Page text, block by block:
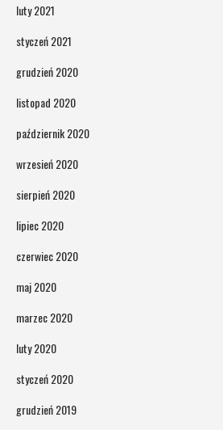
luty 2021
styczeń 2021
grudzień 2020
listopad 2020
październik 2020
wrzesień 2020
sierpień 2020
lipiec 2020
czerwiec 2020
maj 2020
marzec 2020
luty 2020
styczeń 2020
grudzień 2019